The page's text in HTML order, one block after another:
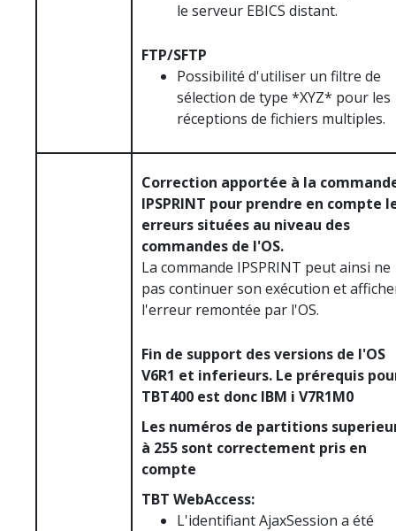
le serveur EBICS distant.
FTP/SFTP
Possibilité d'utiliser un filtre de
sélection de type *XYZ* pour les
réceptions de fichiers multiples.
Correction apportée à la
IPSPRINT pour prendre en compte
erreurs situées au niveau des
commandes de l'OS.
La commande IPSPRINT peut ainsi ne
pas continuer son exécution et
l'erreur remontée par l'OS.
Fin de support des versions de l'OS
V6R1 et inferieurs. Le prérequis
TBT400 est donc IBM i V7R1M0
Les numéros de partitions
à 255 sont correctement pris en
compte
TBT WebAccess:
L'identifiant AjaxSession a été